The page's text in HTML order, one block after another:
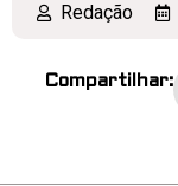
Redação
Compartilhar: